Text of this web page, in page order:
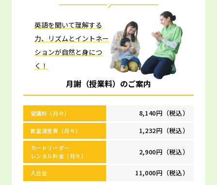
英語を聞いて理解する
力、リズムとイントネー
ションが自然と身につ
く！
月謝（授業料）のご案内
受講料（月々） 8,140円（税込）
教室運営費（月々） 1,232円（税込）
カードリーダー
レンタル料金（月々）
2,900円（税込）
入会金 11,000円（税込）